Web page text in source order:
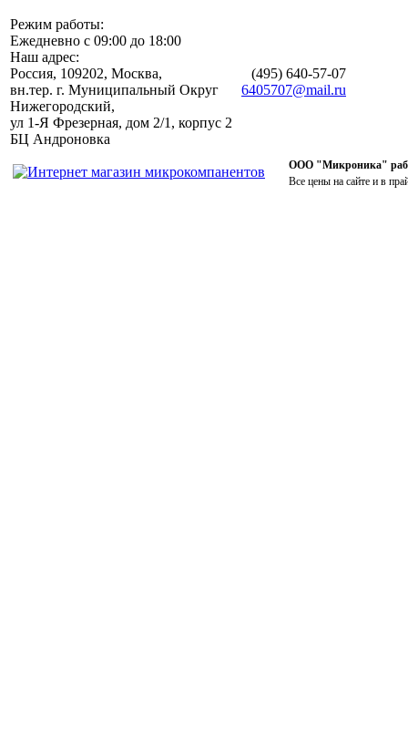
Режим работы:
Ежедневно с 09:00 до 18:00
Наш адрес:
Россия, 109202, Москва,
вн.тер. г. Муниципальный Округ
Нижегородский,
ул 1-Я Фрезерная, дом 2/1, корпус 2
БЦ Андроновка
(495) 640-57-07
6405707@mail.ru
ООО "Микроника"
Все цены на сайте и в